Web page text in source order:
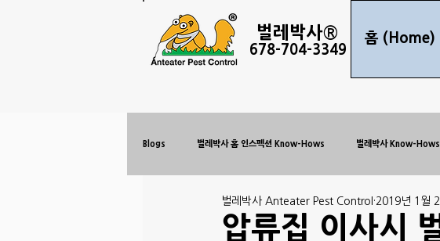
벌레 박사®
678-704-3349
홈 (Home)
Blogs 벌레박사 홈 인스펙션 Know-Hows 벌레박사 Know-Hows
압류집 이사시
벌레박사 Anteater Pest Control 2019년 1월